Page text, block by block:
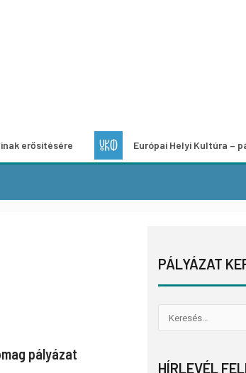
Európai Helyi Kultúra – pályázat
pályázat
PÁLYÁZAT
HÍRLEVÉL